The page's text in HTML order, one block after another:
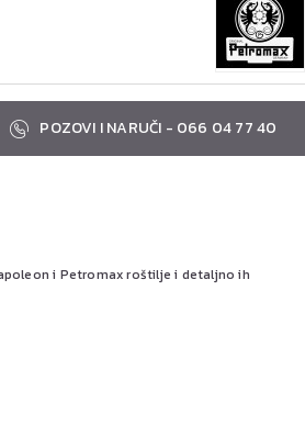
POZOVI I NARUČI - 066 04 77 40
i Petromax roštilje i detaljno ih